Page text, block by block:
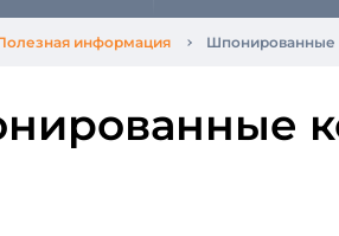
информация Шпонированные